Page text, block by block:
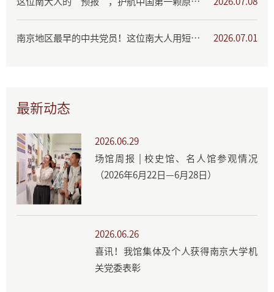
南京地区最早的中共党员！这位南大人用短暂一生书写报国丹心 2026.07.01
最新动态
2026.06.29
场馆周报 | 校史馆、名人馆参观情况
（2026年6月22日—6月28日）
2026.06.26
喜讯！我馆集体及个人获得南京大学机
关党委表彰